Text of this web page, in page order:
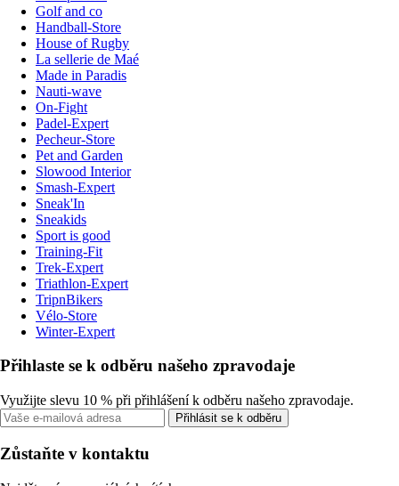
Golf and co
Handball-Store
House of Rugby
La sellerie de Maé
Made in Paradis
Nauti-wave
On-Fight
Padel-Expert
Pecheur-Store
Pet and Garden
Slowood Interior
Smash-Expert
Sneak'In
Sneakids
Sport is good
Training-Fit
Trek-Expert
Triathlon-Expert
TripnBikers
Vélo-Store
Winter-Expert
Přihlaste se k odběru našeho zpravodaje
Využijte slevu 10 % při přihlášení k odběru našeho zpravodaje.
Přihlásit se k odběru
Zůstaňte v kontaktu